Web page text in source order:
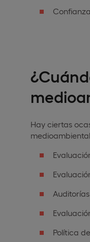
Hay ciertas
Política de